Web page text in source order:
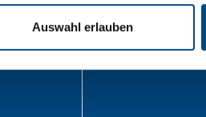
Auswahl erlauben